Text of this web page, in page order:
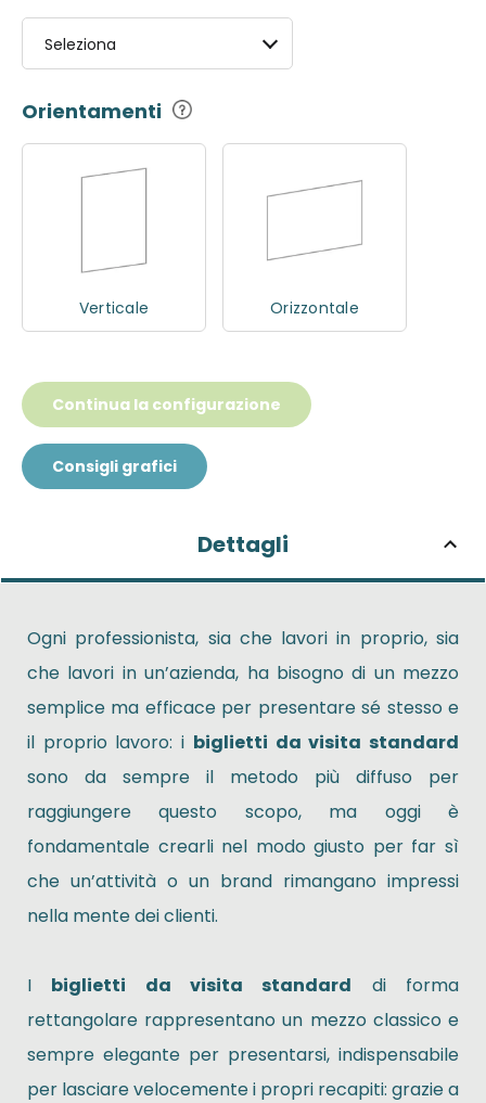
Seleziona
Orientamenti
Verticale Orizzontale
Continua la configurazione
Consigli grafici
Dettagli
Ogni professionista, sia che lavori in proprio, sia
che lavori in un’azienda, ha bisogno di un mezzo
semplice ma efficace per presentare sé stesso e
il proprio lavoro: i biglietti da visita standard
sono da sempre il metodo più diffuso per
raggiungere questo scopo, ma oggi è
fondamentale crearli nel modo giusto per far sì
che un’attività o un brand rimangano impressi
nella mente dei clienti.
I biglietti da visita standard di forma
rettangolare rappresentano un mezzo classico e
sempre elegante per presentarsi, indispensabile
per lasciare velocemente i propri recapiti: grazie a